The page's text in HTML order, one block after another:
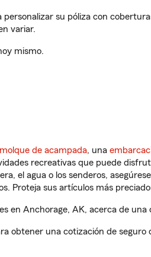
su póliza con
variar.
mismo.
de acampada, una
recreativas que puede
el agua o los senderos,
Proteja sus artículos más
en Anchorage, AK, acerca de
obtener una cotización de seguro